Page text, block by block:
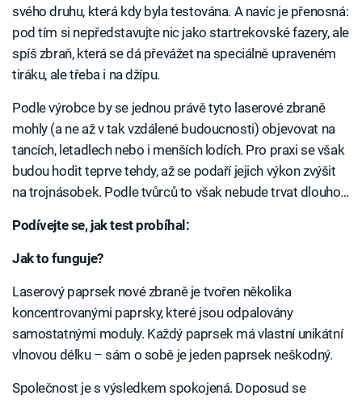
svého druhu, která kdy byla testována. A navíc je přenosná:
pod tím si nepředstavujte nic jako startrekovské fazery, ale
spíš zbraň, která se dá převážet na speciálně upraveném
tiráku, ale třeba i na džípu.
Podle výrobce by se jednou právě tyto laserové zbraně
mohly (a ne až v tak vzdálené budoucnosti) objevovat na
tancích, letadlech nebo i menších lodích. Pro praxi se však
budou hodit teprve tehdy, až se podaří jejich výkon zvýšit
na trojnásobek. Podle tvůrců to však nebude trvat dlouho…
Podívejte se, jak test probíhal:
Jak to funguje?
Laserový paprsek nové zbraně je tvořen několika
koncentrovanými paprsky, které jsou odpalovány
samostatnými moduly. Každý paprsek má vlastní unikátní
vlnovou délku – sám o sobě je jeden paprsek neškodný.
Společnost je s výsledkem spokojená. Doposud se